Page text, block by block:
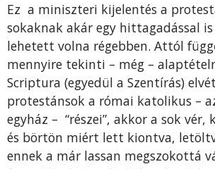
Ez a miniszteri kijelentés a
sokaknak akár egy hittagadással
lehetett volna régebben. Attól
mennyire tekinti – még –
Scriptura (egyedül a Szentírás)
protestánsok a római katolikus – az
egyház – “részei”, akkor a sok vér,
és börtön miért lett kiontva,
ennek a már lassan megszokottá